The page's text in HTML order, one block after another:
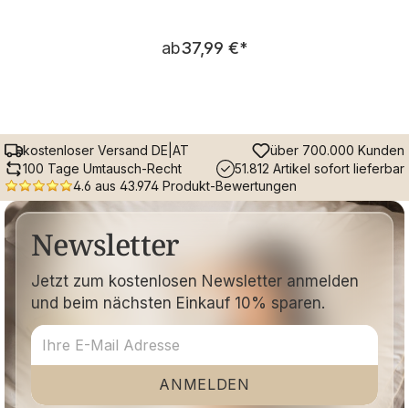
Regulärer Preis:
ab37,99 €*
kostenloser Versand DE|AT
über 700.000 Kunden
100 Tage Umtausch-Recht
51.812 Artikel sofort lieferbar
4.6 aus 43.974 Produkt-Bewertungen
Newsletter
Jetzt zum kostenlosen Newsletter anmelden
und beim nächsten Einkauf 10% sparen.
ANMELDEN